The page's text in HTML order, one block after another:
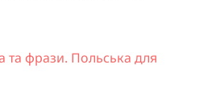
та фрази. Польська для